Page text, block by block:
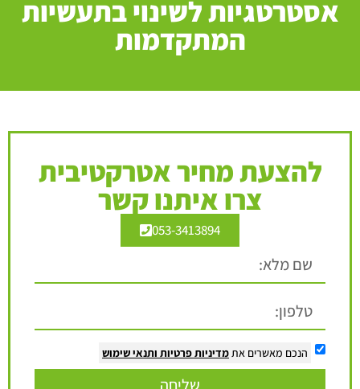
אסטרטגיות לשינוי בתעשיות
המתקדמות
להצעת מחיר אטרקטיבית
צרו איתנו קשר
053-3413894
הנכם מאשרים את מדיניות פרטיות ותנאי שימוש